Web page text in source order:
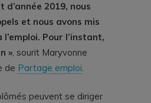
d’année 2019, nous
et nous avons mis
l’emploi. Pour l’instant,
», sourit Maryvonne
de Partage emploi.
peuvent se diriger